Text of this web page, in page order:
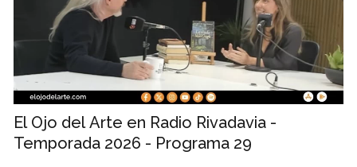
El Ojo del Arte en Radio Rivadavia -
Temporada 2026 - Programa 29